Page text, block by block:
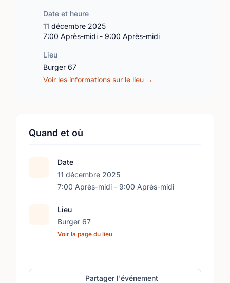
Date et heure
11 décembre 2025
7:00 Après-midi - 9:00 Après-midi
Lieu
Burger 67
Voir les informations sur le lieu →
Quand et où
Date
11 décembre 2025
7:00 Après-midi - 9:00 Après-midi
Lieu
Burger 67
Voir la page du lieu
Partager l'événement